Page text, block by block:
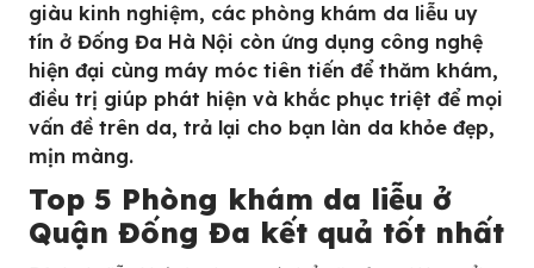
giàu kinh nghiệm, các phòng khám da liễu uy
tín ở Đống Đa Hà Nội còn ứng dụng công nghệ
hiện đại cùng máy móc tiên tiến để thăm khám,
điều trị giúp phát hiện và khắc phục triệt để mọi
vấn đề trên da, trả lại cho bạn làn da khỏe đẹp,
mịn màng.
Top 5 Phòng khám da liễu ở
Quận Đống Đa kết quả tốt nhất